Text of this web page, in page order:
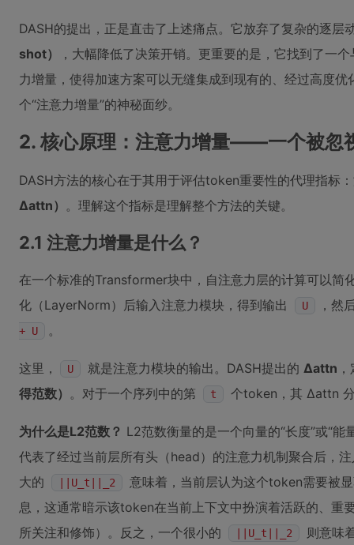
DASH的提出，正是直击了上述痛点。它放弃了复杂的逐层
shot）
，大幅降低了决策开销。更重要的是，它找到了
力增量，使得加速方案可以无缝集成到现有的、经过高度
个“注意力增量”的神秘面纱。
2. 核心原理：注意力增量——一个被忽
DASH方法的核心在于其用于评估token重要性的代理指标：
Δattn） 。理解这个指标是理解整个方法的关键。
2.1 注意力增量是什么？
在一个标准的Transformer块中，自注意力层的计算可以简
化（LayerNorm）后输入注意力模块，得到输出
U ，然
+ U 。
这里， U 就是注意力模块的输出。DASH提出的 Δattn
得范数） 。对于一个序列中的第 t 个token，其 Δattn
为什么是L2范数？ L2范数衡量的是一个向量的“长度”或“能
代表了经过当前层所有头（head）的注意力机制聚合后，
大的
||U_t||_2
意味着，当前层认为这个token需要被
息，这通常暗示该token在当前上下文中扮演着活跃的、重
所关注和修饰）。反之，一个很小的
||U_t||_2
则意味